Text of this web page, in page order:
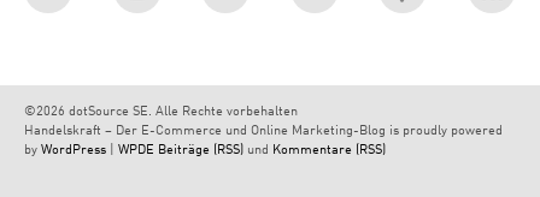
©2026 dotSource SE. Alle Rechte vorbehalten
Handelskraft – Der E-Commerce und Online Marketing-Blog is proudly powered
by WordPress WPDE Beiträge (RSS) und Kommentare (RSS)